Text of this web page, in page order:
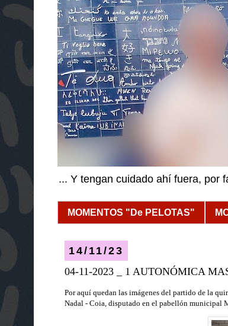
... Y tengan cuidado ahí fuera, por
MOMENTOS "De PELOTAS"
14/11/23
04-11-2023 _ 1 AUTONÓMICA
Por aquí quedan las imágenes del partido de la
Nadal - Coia, disputado en el pabellón municipal